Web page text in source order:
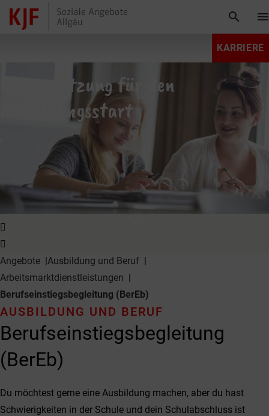
search
KARRIERE
Unterstützung für den
Ausbildungsstart
expand_more
Angebote
Ausbildung und Beruf
Arbeitsmarkt­dienstleistungen
Berufseinstiegs­begleitung (BerEb)
Berufseinstiegs­begleitung
(BerEb)
AUSBILDUNG UND BERUF
Du möchtest gerne eine Ausbildung machen, aber du hast
Schwierigkeiten in der Schule und dein Schulabschluss ist